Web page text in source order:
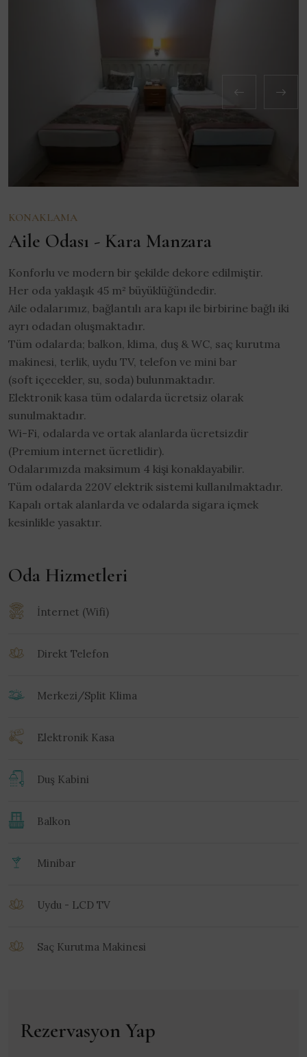
KONAKLAMA
Aile Odası - Kara Manzara
Konforlu ve modern bir şekilde dekore edilmiştir.
Her oda yaklaşık 45 m² büyüklüğündedir.
Aile odalarımız, bağlantılı ara kapı ile birbirine bağlı iki
ayrı odadan oluşmaktadır.
Tüm odalarda; balkon, klima, duş & WC, saç kurutma
makinesi, terlik, uydu TV, telefon ve mini bar
(soft içecekler, su, soda) bulunmaktadır.
Elektronik kasa tüm odalarda ücretsiz olarak
sunulmaktadır.
Wi-Fi, odalarda ve ortak alanlarda ücretsizdir
(Premium internet ücretlidir).
Odalarımızda maksimum 4 kişi konaklayabilir.
Tüm odalarda 220V elektrik sistemi kullanılmaktadır.
Kapalı ortak alanlarda ve odalarda sigara içmek
kesinlikle yasaktır.
Oda Hizmetleri
İnternet (Wifi)
Direkt Telefon
Merkezi/Split Klima
Elektronik Kasa
Duş Kabini
Balkon
Minibar
Uydu - LCD TV
Saç Kurutma Makinesi
Rezervasyon Yap